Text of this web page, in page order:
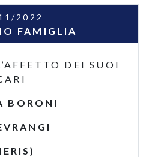
2022
FAMIGLIA
DEI SUOI
BORONI